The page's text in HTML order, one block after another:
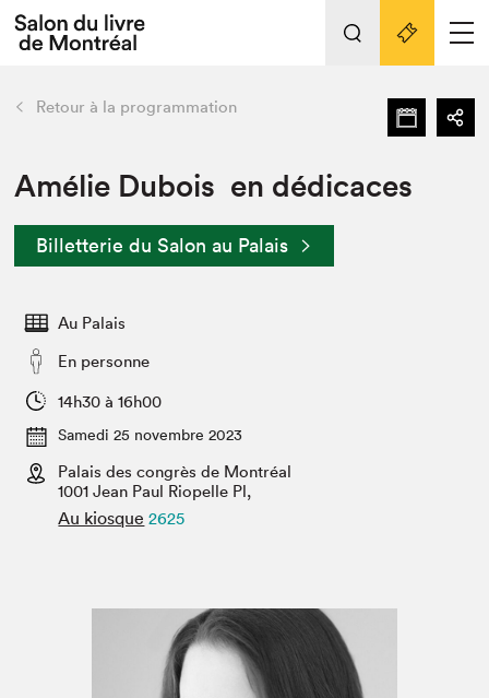
Espace exposant⋅e⋅s
Espace enseignant·e·s
Espace médias
L'événement
Préparer sa visite au Salon
Actualités
SLM PRO
retour Nos activités
Préparer sa visite
Salon dans la ville et en ligne
Projets partenaires
Liens pratiques
Retour à la programmation
Amélie Dubois en dédicaces
Billetterie du Salon au Palais
Au Palais
En personne
14h30 à 16h00
Samedi 25 novembre 2023
Palais des congrès de Montréal
1001 Jean Paul Riopelle Pl,
Au kiosque 2625